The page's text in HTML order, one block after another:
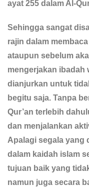
ayat 255 dalam Al-
Sehingga sangat
rajin dalam
ataupun sebelum
mengerjakan ibadah
dianjurkan untuk
begitu saja. Tanpa
Qur’an terlebih
dan menjalankan
Apalagi segala yang
dalam kaidah islam
tujuan baik yang
namun juga secara